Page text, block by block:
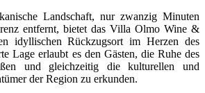
Landschaft, nur zwanzig Minuten
entfernt, bietet das Villa Olmo Wine &
idyllischen Rückzugsort im Herzen des
Lage erlaubt es den Gästen, die Ruhe des
und gleichzeitig die kulturellen und
der Region zu erkunden.